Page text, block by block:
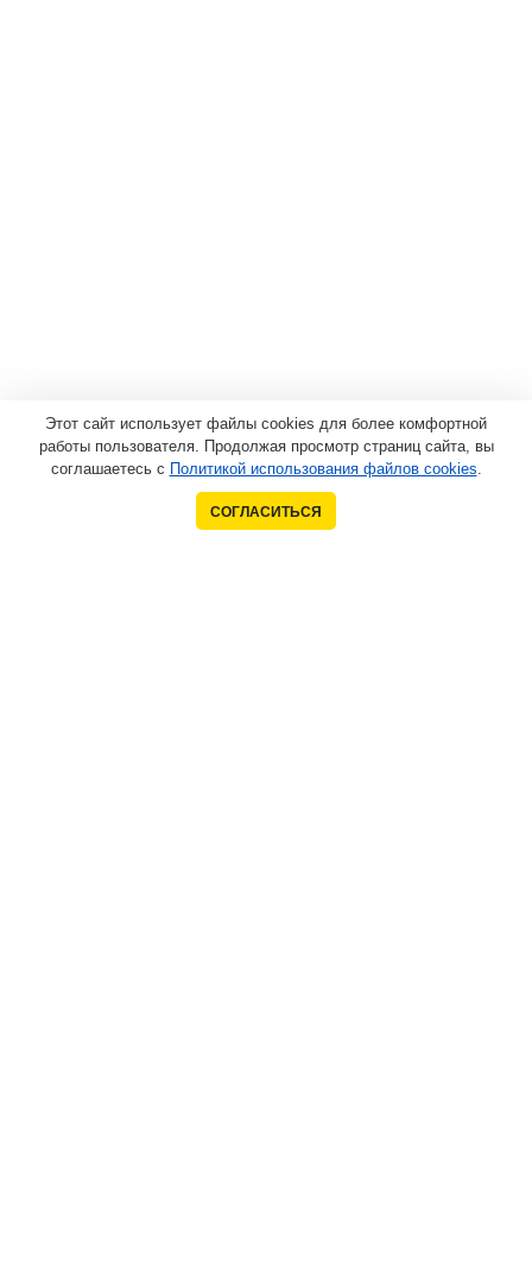
Этот сайт использует файлы cookies для более комфортной
работы пользователя. Продолжая просмотр страниц сайта, вы
соглашаетесь с Политикой использования файлов cookies.
СОГЛАСИТЬСЯ